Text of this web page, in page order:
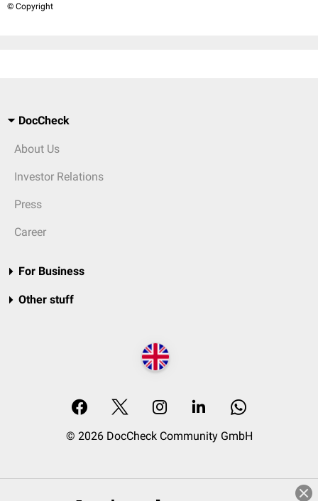
© Copyright
DocCheck
About Us
Investor Relations
Press
Career
For Business
Other stuff
© 2026 DocCheck Community GmbH